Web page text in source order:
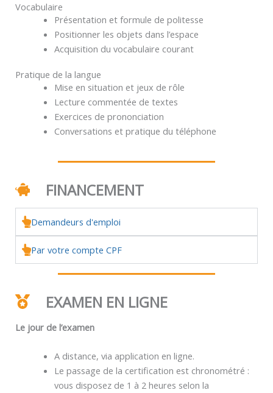
Vocabulaire
Présentation et formule de politesse
Positionner les objets dans l’espace
Acquisition du vocabulaire courant
Pratique de la langue
Mise en situation et jeux de rôle
Lecture commentée de textes
Exercices de prononciation
Conversations et pratique du téléphone
FINANCEMENT
Demandeurs d'emploi
Par votre compte CPF
EXAMEN EN LIGNE
Le jour de l’examen
A distance, via application en ligne.
Le passage de la certification est chronométré :
vous disposez de 1 à 2 heures selon la